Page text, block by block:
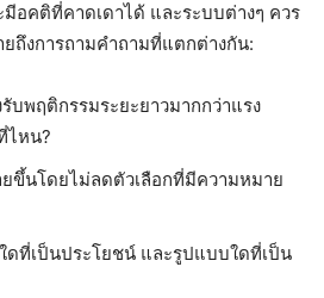
อคติที่คาดเดาได้ และระบบต่างๆ ควร
ถึงการถามคำถามที่แตกต่างกัน:
บพฤติกรรมระยะยาวมากกว่าแรง
ไหน?
ยขึ้นโดยไม่ลดตัวเลือกที่มีความหมาย
ดที่เป็นประโยชน์ และรูปแบบใดที่เป็น